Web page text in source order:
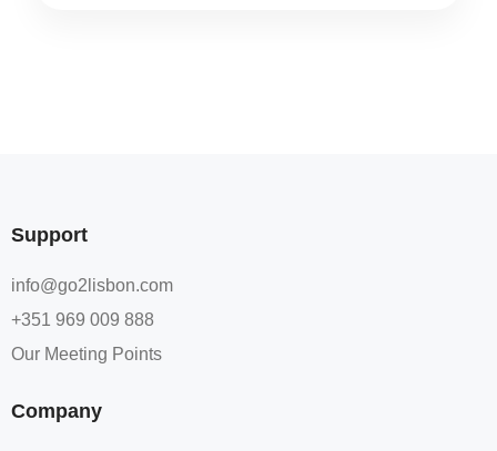
Support
info@go2lisbon.com
+351 969 009 888
Our Meeting Points
Company